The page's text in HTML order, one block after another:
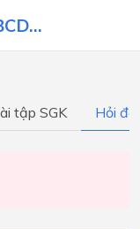
tập SGK Hỏi